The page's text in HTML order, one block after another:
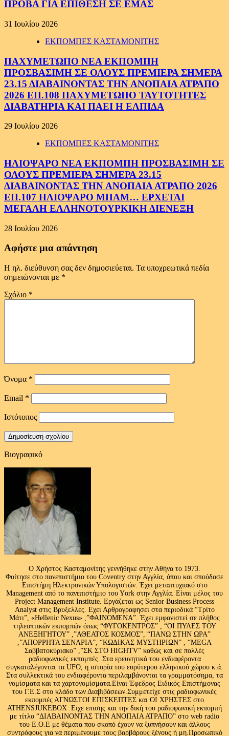
ΠΡΟΒΑ ΓΙΑ ΕΠΙΘΕΣΗ ΣΕ ΕΜΑΣ
31 Ιουλίου 2026
ΕΚΠΟΜΠΕΣ ΚΑΣΤΑΜΟΝΙΤΗΣ
ΠΑΧΥΜΕΤΩΠΟ ΝΕΑ ΕΚΠΟΜΠΗ
ΠΡΟΣΒΑΣΙΜΗ ΣΕ ΟΛΟΥΣ ΠΡΕΜΙΕΡΑ ΣΗΜΕΡΑ
23.15 ΔΙΑΒΑΙΝΟΝΤΑΣ ΤΗΝ ΑΝΟΠΑΙΑ ΑΤΡΑΠΟ
2026 ΕΠ.108 ΠΑΧΥΜΕΤΩΠΟ ΤΑΥΤΟΤΗΤΕΣ
ΔΙΑΒΑΤΗΡΙΑ ΚΑΙ ΠΑΕΙ Η ΕΛΠΙΔΑ
29 Ιουλίου 2026
ΕΚΠΟΜΠΕΣ ΚΑΣΤΑΜΟΝΙΤΗΣ
ΗΛΙΟΨΑΡΟ ΝΕΑ ΕΚΠΟΜΠΗ ΠΡΟΣΒΑΣΙΜΗ ΣΕ
ΟΛΟΥΣ ΠΡΕΜΙΕΡΑ ΣΗΜΕΡΑ 23.15
ΔΙΑΒΑΙΝΟΝΤΑΣ ΤΗΝ ΑΝΟΠΑΙΑ ΑΤΡΑΠΟ 2026
ΕΠ.107 ΗΛΙΟΨΑΡΟ ΜΠΑΜ… ΕΡΧΕΤΑΙ
ΜΕΓΑΛΗ ΕΛΛΗΝΟΤΟΥΡΚΙΚΗ ΔΙΕΝΕΞΗ
28 Ιουλίου 2026
Αφήστε μια απάντηση
Η ηλ. διεύθυνση σας δεν δημοσιεύεται. Τα υποχρεωτικά πεδία
σημειώνονται με *
Σχόλιο *
Όνομα *
Email *
Ιστότοπος
Βιογραφικό
Ο Χρήστος Κασταμονίτης γεννήθηκε στην Αθήνα το 1973.
Φοίτησε στο πανεπιστήμιο του Coventry στην Αγγλία, όπου και σπούδασε
Επιστήμη Ηλεκτρονικών Υπολογιστών. Έχει μεταπτυχιακό στο
Management από το πανεπιστήμιο του Υork στην Αγγλία. Είναι μέλος του
Project Management Institute. Εργάζεται ως Senior Business Process
Analyst στις Βρυξελλες. Εχει Αρθρογραφησει στα περιοδικά “Τρίτο
Μάτι”, «Hellenic Nexus» ,”ΦΑΙΝΟΜΕΝΑ”. Έχει εμφανιστεί σε πλήθος
τηλεοπτικών εκπομπών όπως “ΦΥΓΟΚΕΝΤΡΟΣ” , “ΟΙ ΠΥΛΕΣ ΤΟΥ
ΑΝΕΞΗΓΗΤΟΥ” ,”ΑΘΕΑΤΟΣ ΚΟΣΜΟΣ”, “ΠΑΝΩ ΣΤΗΝ ΩΡΑ”
,”ΑΠΟΡΡΗΤΑ ΣΕΝΑΡΙΑ”, “ΚΩΔΙΚΑΣ ΜΥΣΤΗΡΙΩΝ” , “MEGA
Σαββατοκύριακο” ,”ΣΚ ΣΤΟ HIGHTV” καθώς και σε πολλές
ραδιοφωνικές εκπομπές .Στα ερευνητικά του ενδιαφέροντα
συγκαταλέγονται τα UFO, η ιστορία του ευρύτερου ελληνικού χώρου κ.ά.
Στα συλλεκτικά του ενδιαφέροντα περιλαμβάνονται τα γραμματόσημα, τα
νομίσματα και τα χαρτονομίσματα.Είναι Έφεδρος Ειδικός Επιστήμονας
του Γ.Ε.Σ στο κλάδο των Διαβιβάσεων.Συμμετείχε στις ραδιοφωνικές
εκπομπές ΑΓΝΩΣΤΟΙ ΕΠΙΣΚΕΠΤΕΣ και ΟΙ ΧΡΗΣΤΕΣ στο
ATHENSJUKEBOX .Ειχε επισης και την δική του ραδιοφωνική εκπομπή
με τίτλο “ΔΙΑΒΑΙΝΟΝΤΑΣ ΤΗΝ ΑΝΟΠΑΙΑ ΑΤΡΑΠΟ” στο web radio
του Ε.Ο.Ε με θέματα που σκοπό έχουν να ξυπνήσουν και άλλους
συντρόφους για να περιμένουμε τους βαρβάρους ξένους ή μη.Προσωπικό